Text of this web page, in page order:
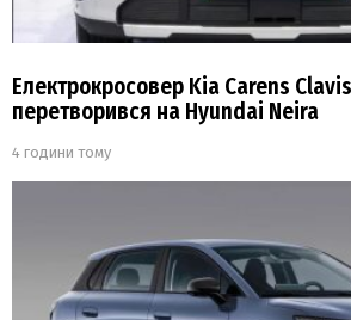
Електрокросовер Kia Carens
перетворився на Hyundai Neira
4 години тому